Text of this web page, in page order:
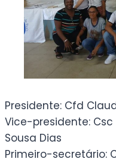
Presidente: Cfd
Vice-presidente:
Sousa Dias
Primeiro-secretário: